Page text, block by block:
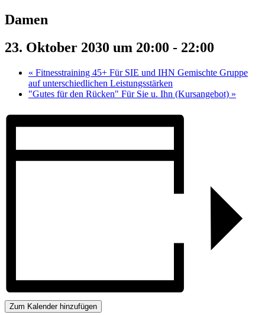
Damen
23. Oktober 2030 um 20:00 - 22:00
« Fitnesstraining 45+ Für SIE und IHN Gemischte Gruppe
auf unterschiedlichen Leistungsstärken
"Gutes für den Rücken" Für Sie u. Ihn (Kursangebot) »
Zum Kalender hinzufügen